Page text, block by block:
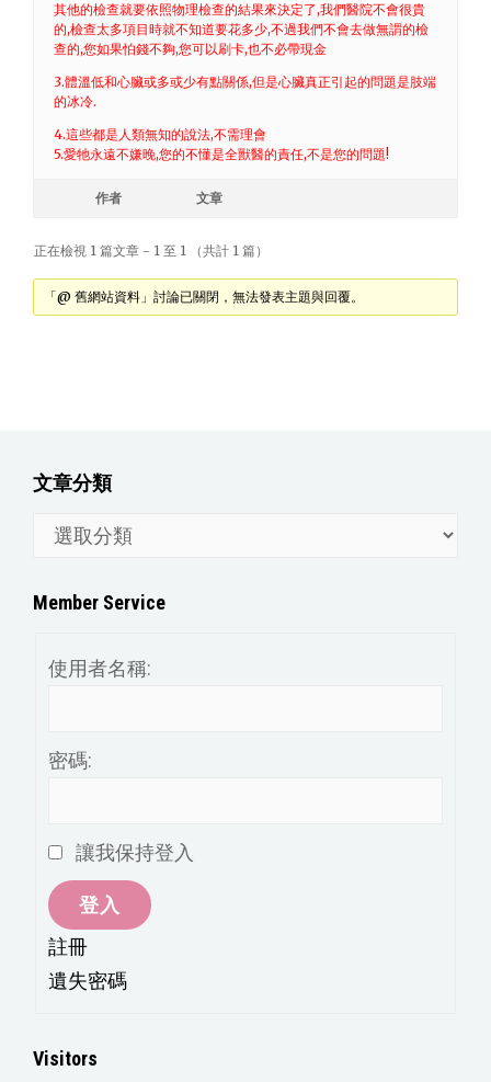
其他的檢查就要依照物理檢查的結果來決定了,我們醫院不會很貴
的,檢查太多項目時就不知道要花多少,不過我們不會去做無謂的檢
查的,您如果怕錢不夠,您可以刷卡,也不必帶現金
3.體溫低和心臟或多或少有點關係,但是心臟真正引起的問題是肢端
的冰冷.
4.這些都是人類無知的說法,不需理會
5.愛牠永遠不嫌晚,您的不懂是全獸醫的責任,不是您的問題!
作者 文章
正在檢視 1 篇文章 - 1 至 1 （共計 1 篇）
「@ 舊網站資料」討論已關閉，無法發表主題與回覆。
文章分類
分
Member Service
使用者名稱:
密碼:
讓我保持登入
登入
註冊
遺失密碼
Visitors